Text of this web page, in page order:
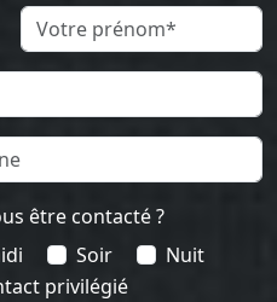
être contacté ?
Soir
Nuit
privilégié